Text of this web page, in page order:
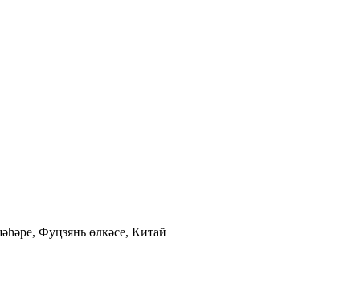
Фуцзянь өлкәсе, Китай